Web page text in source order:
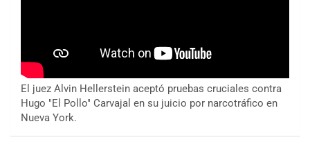
El juez Alvin Hellerstein aceptó pruebas cruciales contra
Hugo "El Pollo" Carvajal en su juicio por narcotráfico en
Nueva York.